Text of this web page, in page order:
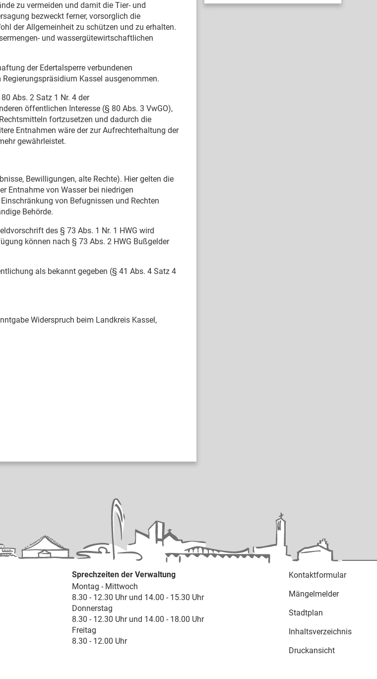
zu vermeiden und damit die Tier- und
bezweckt ferner, vorsorglich die
der Allgemeinheit zu schützen und zu erhalten.
und wassergütewirtschaftlichen
der Edertalsperre verbundenen
Kassel ausgenommen.
Abs. 2 Satz 1 Nr. 4 der
öffentlichen Interesse (§ 80 Abs. 3 VwGO),
fortzusetzen und dadurch die
Entnahmen wäre der zur Aufrechterhaltung der
gewährleistet.
Bewilligungen, alte Rechte). Hier gelten die
Entnahme von Wasser bei niedrigen
von Befugnissen und Rechten
Behörde.
des § 73 Abs. 1 Nr. 1 HWG wird
können nach § 73 Abs. 2 HWG Bußgelder
als bekannt gegeben (§ 41 Abs. 4 Satz 4
Widerspruch beim Landkreis Kassel,
Sprechzeiten der Verwaltung
Montag - Mittwoch
8.30 - 12.30 Uhr und 14.00 - 15.30 Uhr
Donnerstag
8.30 - 12.30 Uhr und 14.00 - 18.00 Uhr
Freitag
8.30 - 12.00 Uhr
Kontaktformular
Mängelmelder
Stadtplan
Inhaltsverzeichnis
Druckansicht